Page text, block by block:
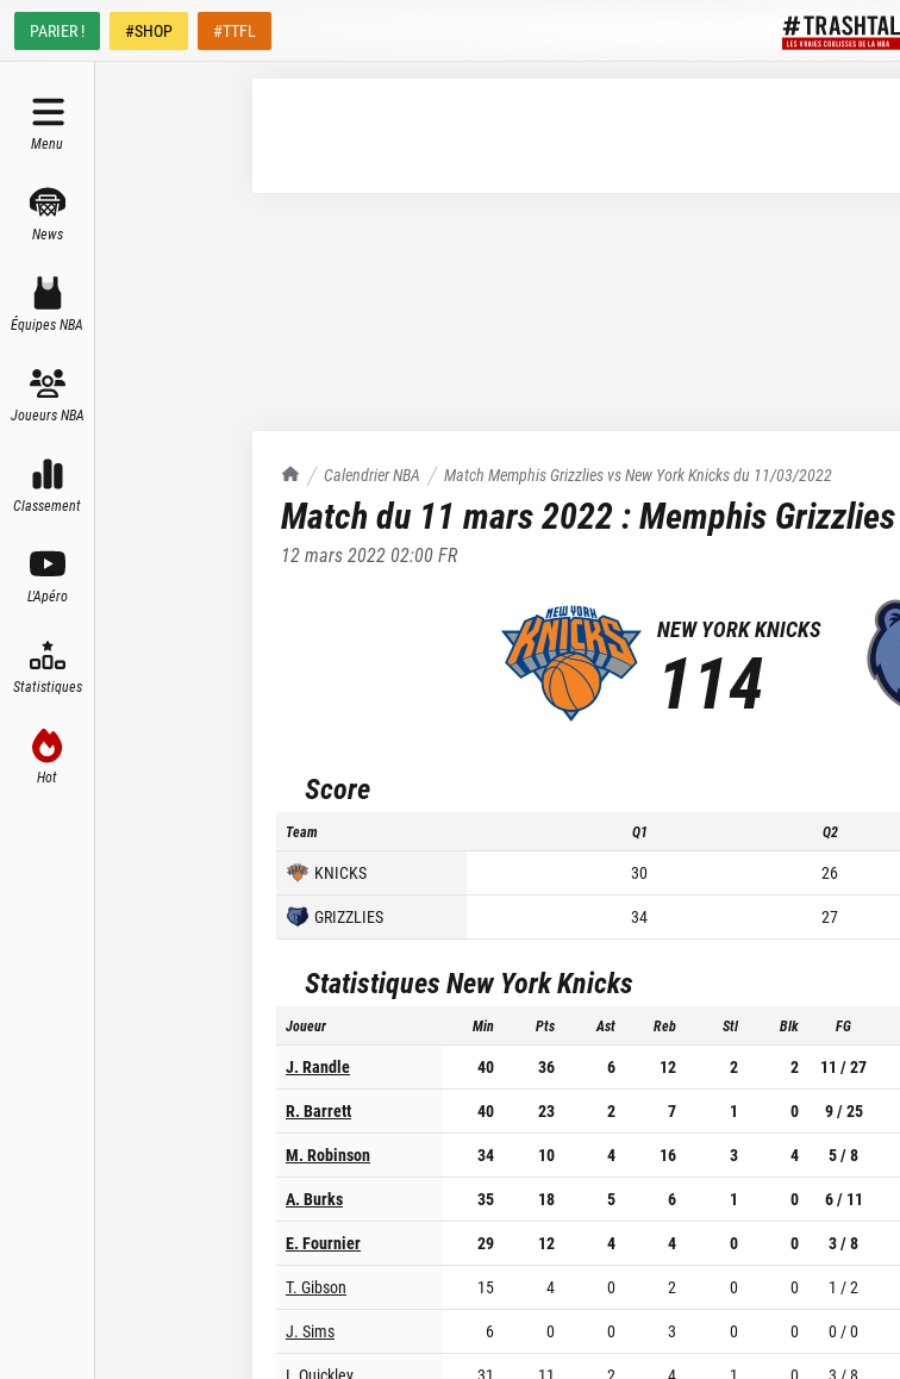
PARIER ! #SHOP #TTFL
Menu
News
Équipes NBA
Joueurs NBA
Classement
L'Apéro
Statistiques
Hot
TrashTalk Actu NBA
Calendrier NBA Match Memphis Grizzlies vsNew York Knicksdu 11/03/2022
Match du 11 mars 2022:Memphis Grizzlies
12 mars 2022 02:00FR
NEW YORK KNICKS
114
Score
Team Q1 Q2
KNICKS 30 26
GRIZZLIES
34 27
StatistiquesNew York Knicks
Joueur Min Pts Ast Reb Stl Blk FG
J. Randle 40 36 6 12 2 2 11 / 27
R. Barrett
40 23 2 7 1 0 9 / 25
M. Robinson
34 10 4 16 3 4 5 / 8
A. Burks
35 18 5 6 1 0 6 / 11
E. Fournier
29 12 4 4 0 0 3 / 8
T. Gibson
15 4 0 2 0 0 1 / 2
J. Sims
6 0 0 3 0 0 0 / 0